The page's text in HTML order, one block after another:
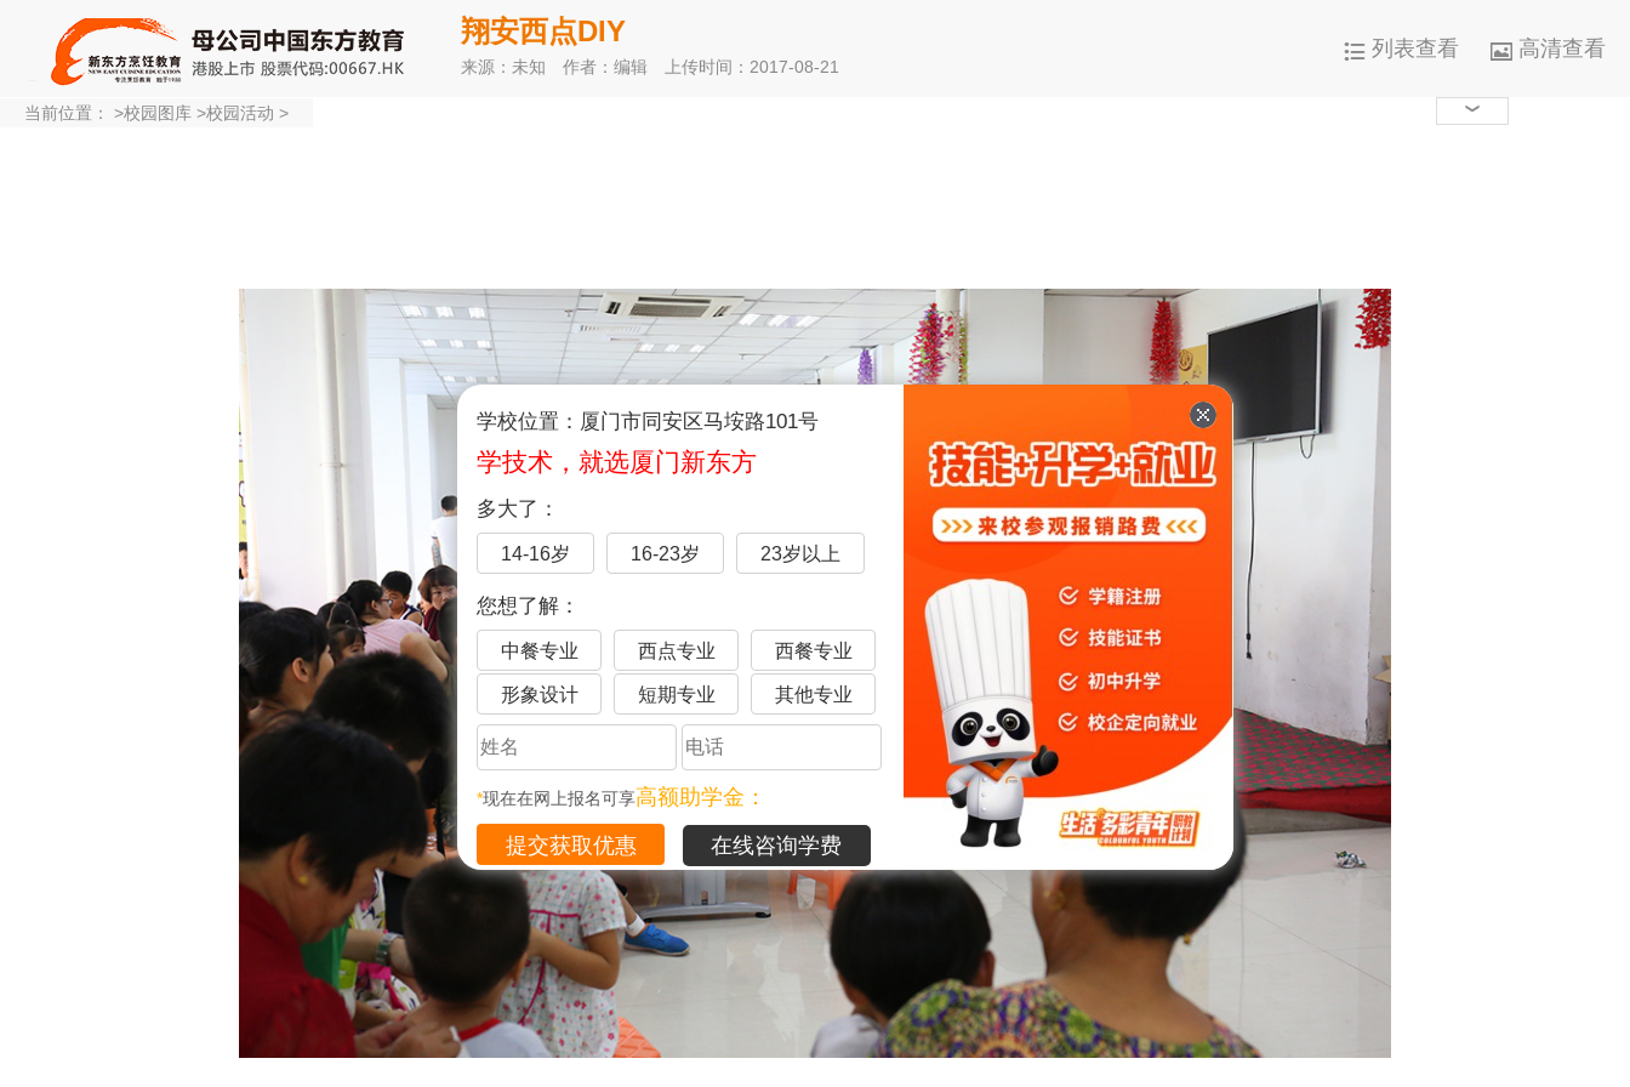
学校位置：厦门市同安区马垵路101号
学技术，就选厦门新东方
多大了：
14-16岁 16-23岁 23岁以上
您想了解：
中餐专业 西点专业 西餐专业
形象设计 短期专业 其他专业
*现在在网上报名可享高额助学金：
在线咨询学费
翔安西点DIY
来源：未知 作者：编辑 上传时间：2017-08-21
 列表查看  高清查看
当前位置： >校园图库 >校园活动 > 
